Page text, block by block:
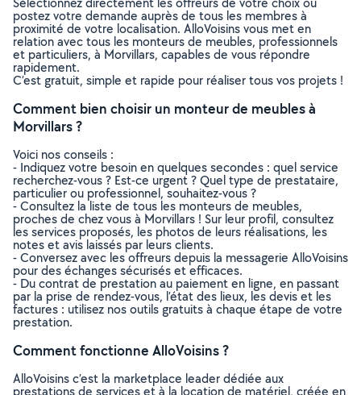
postez votre demande auprès de tous les membres à
proximité de votre localisation. AlloVoisins vous met en
relation avec tous les monteurs de meubles, professionnels
et particuliers, à Morvillars, capables de vous répondre
rapidement.
C’est gratuit, simple et rapide pour réaliser tous vos projets !
Comment bien choisir un monteur de meubles à
Morvillars ?
Voici nos conseils :
- Indiquez votre besoin en quelques secondes : quel service
recherchez-vous ? Est-ce urgent ? Quel type de prestataire,
particulier ou professionnel, souhaitez-vous ?
- Consultez la liste de tous les monteurs de meubles,
proches de chez vous à Morvillars ! Sur leur profil, consultez
les services proposés, les photos de leurs réalisations, les
notes et avis laissés par leurs clients.
- Conversez avec les offreurs depuis la messagerie AlloVoisins
pour des échanges sécurisés et efficaces.
- Du contrat de prestation au paiement en ligne, en passant
par la prise de rendez-vous, l’état des lieux, les devis et les
factures : utilisez nos outils gratuits à chaque étape de votre
prestation.
Comment fonctionne AlloVoisins ?
AlloVoisins c’est la marketplace leader dédiée aux
prestations de services et à la location de matériel, créée en